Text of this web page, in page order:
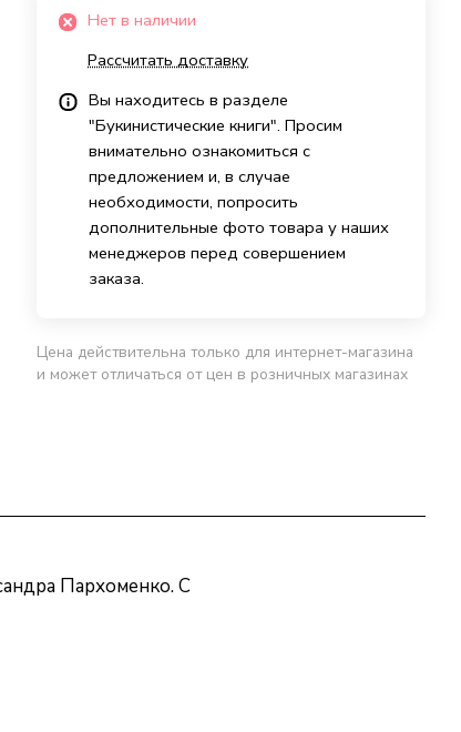
Нет в наличии
Рассчитать доставку
Вы находитесь в разделе
"Букинистические книги". Просим
внимательно ознакомиться с
предложением и, в случае
необходимости, попросить
дополнительные фото товара у наших
менеджеров перед совершением
заказа.
Цена действительна только для интернет-магазина
и может отличаться от цен в розничных магазинах
Пархоменко. С